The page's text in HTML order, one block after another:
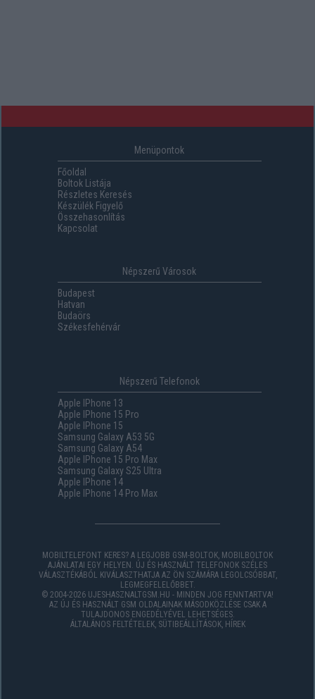
Menüpontok
Főoldal
Boltok Listája
Részletes Keresés
Készülék Figyelő
Összehasonlítás
Kapcsolat
Népszerű Városok
Budapest
Hatvan
Budaörs
Székesfehérvár
Népszerű Telefonok
Apple IPhone 13
Apple IPhone 15 Pro
Apple IPhone 15
Samsung Galaxy A53 5G
Samsung Galaxy A54
Apple IPhone 15 Pro Max
Samsung Galaxy S25 Ultra
Apple IPhone 14
Apple IPhone 14 Pro Max
MOBILTELEFONT KERES? A LEGJOBB GSM-BOLTOK, MOBILBOLTOK
AJÁNLATAI EGY HELYEN. ÚJ ÉS HASZNÁLT TELEFONOK SZÉLES
VÁLASZTÉKÁBÓL KIVÁLASZTHATJA AZ ÖN SZÁMÁRA LEGOLCSÓBBAT,
LEGMEGFELELŐBBET.
© 2004-2026 UJESHASZNALTGSM.HU - MINDEN JOG FENNTARTVA!
AZ ÚJ ÉS HASZNÁLT GSM OLDALAINAK MÁSODKÖZLÉSE CSAK A
TULAJDONOS ENGEDÉLYÉVEL LEHETSÉGES.
ÁLTALÁNOS FELTÉTELEK, SÜTIBEÁLLÍTÁSOK, HÍREK